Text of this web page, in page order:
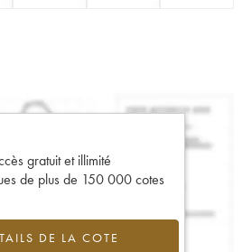
gratuit et illimité
de plus de 150 000 cotes
DE LA COTE